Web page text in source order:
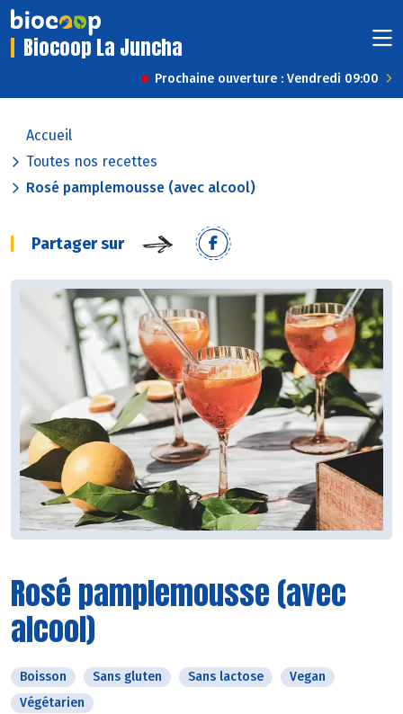
Biocoop La Juncha
Prochaine ouverture : Vendredi 09:00
Accueil
Toutes nos recettes
Rosé pamplemousse (avec alcool)
Partager sur
Rosé pamplemousse (avec
alcool)
Boisson Sans gluten Sans lactose
Vegan
Végétarien